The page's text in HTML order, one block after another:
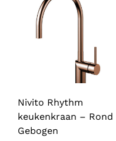
Nivito Rhythm
keukenkraan – Rond
Gebogen